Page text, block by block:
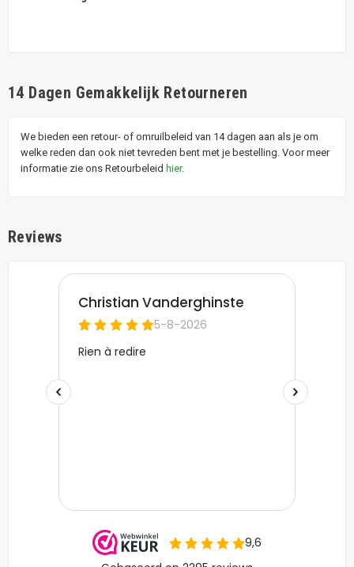
14 Dagen Gemakkelijk Retourneren
We bieden een retour- of omruilbeleid van 14 dagen aan als je om
welke reden dan ook niet tevreden bent met je bestelling. Voor meer
informatie zie ons Retourbeleid hier.
Reviews